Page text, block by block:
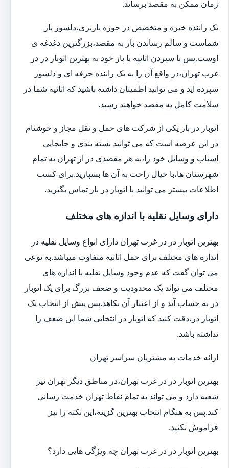
زمان ممکن به مقصد برساند.
یک راننده خبره و متخصص در حوزه باربری،دلسوز بار
شماست و سالم رساندن بار به مقصد،بزرگترین دغدغه ی
اوست.پس با سپردن اثاثیه یا بار خود به بهترین اتوبار در در
غرب تهران،در واقع آن را به یک راننده حرفه ای و دلسوز
سپرده اید و می توانید اطمینان داشته باشید که اثاثیه شما در
سلامت کامل به مقصد خواهند رسید.
اتوبار در بار یکی از شرکت های حمل و نقل مجاز و خوشنام
در این عرصه است که می توانید بسته بندی و جابجایی
اسباب و وسایل خود را،به هر مقصدی در از تهران به تمام
شهرستان ها،با خیال راحت به آن ها بسپارید.برای کسب
اطلاعات بیشتر می توانید با اتوبار در بار تماس بگیرید.
دارای وسایل نقلیه با اندازه های مختلف
بهترین اتوبار در در غرب تهران دارای انواع وسایل نقلیه در
اندازه های مختلف برای حمل اثاثیه متفاوت می‎باشد.به نوعی
می توان گفت که عدم وجود وسایل نقلیه با اندازه های
مختلف می تواند یک محدودیت و ضعف بزرگ برای یک اتوبار
در به حساب آید و از اعتبار آن بکاهد.پس پیش از انتخاب یک
اتوبار در،دقت کنید که اتوبار در انتخابی شما این ضعف را
نداشته باشد.
ارائه خدمات به مشتریان سراسر تهران
بهترین اتوبار در در غرب تهران،در مناطق دیگر تهران نیز
شعبه دارد و می تواند به تمام نقاط تهران خدمت رسانی
کند.پس به هنگام انتخاب بهترین گزینه،این نکته را نیز
فراموش نکنید.
بهترین اتوبار در در غرب تهران چه ویژگی هایی دارد؟